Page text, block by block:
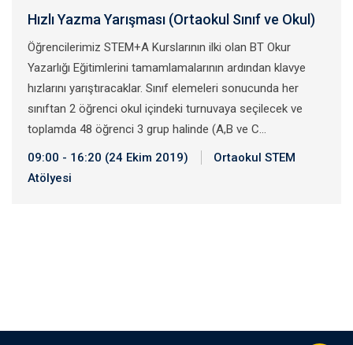
Hızlı Yazma Yarışması (Ortaokul Sınıf ve Okul)
Öğrencilerimiz STEM+A Kurslarının ilki olan BT Okur
Yazarlığı Eğitimlerini tamamlamalarının ardından klavye
hızlarını yarıştıracaklar. Sınıf elemeleri sonucunda her
sınıftan 2 öğrenci okul içindeki turnuvaya seçilecek ve
toplamda 48 öğrenci 3 grup halinde (A,B ve C…
09:00 - 16:20 (24 Ekim 2019)
Ortaokul STEM
Atölyesi